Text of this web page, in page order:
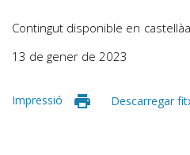
Contingut disponible en castellà
13 de gener de 2023
Impressió Descarregar